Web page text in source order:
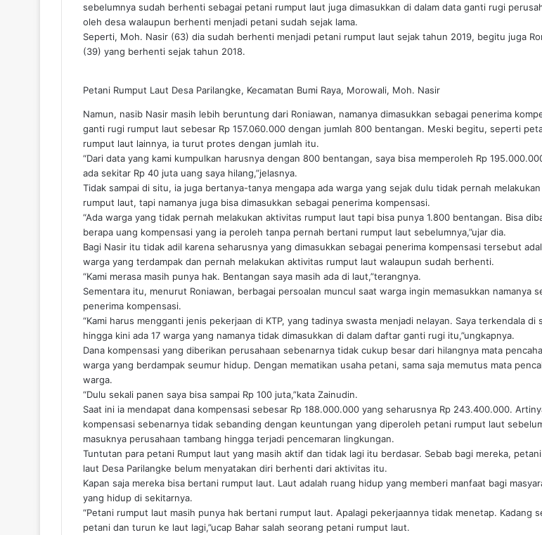
sebelumnya sudah berhenti sebagai petani rumput laut juga dimasukkan di dalam data ganti rugi
oleh desa walaupun berhenti menjadi petani sudah sejak lama.
Seperti, Moh. Nasir (63) dia sudah berhenti menjadi petani rumput laut sejak tahun 2019, begitu juga
(39) yang berhenti sejak tahun 2018.
Petani Rumput Laut Desa Parilangke, Kecamatan Bumi Raya, Morowali, Moh. Nasir
Namun, nasib Nasir masih lebih beruntung dari Roniawan, namanya dimasukkan sebagai penerima
ganti rugi rumput laut sebesar Rp 157.060.000 dengan jumlah 800 bentangan. Meski begitu, seperti
rumput laut lainnya, ia turut protes dengan jumlah itu.
“Dari data yang kami kumpulkan harusnya dengan 800 bentangan, saya bisa memperoleh Rp
ada sekitar Rp 40 juta uang saya hilang,”jelasnya.
Tidak sampai di situ, ia juga bertanya-tanya mengapa ada warga yang sejak dulu tidak pernah
rumput laut, tapi namanya juga bisa dimasukkan sebagai penerima kompensasi.
“Ada warga yang tidak pernah melakukan aktivitas rumput laut tapi bisa punya 1.800 bentangan. Bisa
berapa uang kompensasi yang ia peroleh tanpa pernah bertani rumput laut sebelumnya,”ujar dia.
Bagi Nasir itu tidak adil karena seharusnya yang dimasukkan sebagai penerima kompensasi tersebut
warga yang terdampak dan pernah melakukan aktivitas rumput laut walaupun sudah berhenti.
“Kami merasa masih punya hak. Bentangan saya masih ada di laut,”terangnya.
Sementara itu, menurut Roniawan, berbagai persoalan muncul saat warga ingin memasukkan namanya
penerima kompensasi.
“Kami harus mengganti jenis pekerjaan di KTP, yang tadinya swasta menjadi nelayan. Saya terkendala di
hingga kini ada 17 warga yang namanya tidak dimasukkan di dalam daftar ganti rugi itu,”ungkapnya.
Dana kompensasi yang diberikan perusahaan sebenarnya tidak cukup besar dari hilangnya mata
warga yang berdampak seumur hidup. Dengan mematikan usaha petani, sama saja memutus mata
warga.
“Dulu sekali panen saya bisa sampai Rp 100 juta,”kata Zainudin.
Saat ini ia mendapat dana kompensasi sebesar Rp 188.000.000 yang seharusnya Rp 243.400.000.
kompensasi sebenarnya tidak sebanding dengan keuntungan yang diperoleh petani rumput laut
masuknya perusahaan tambang hingga terjadi pencemaran lingkungan.
Tuntutan para petani Rumput laut yang masih aktif dan tidak lagi itu berdasar. Sebab bagi mereka,
laut Desa Parilangke belum menyatakan diri berhenti dari aktivitas itu.
Kapan saja mereka bisa bertani rumput laut. Laut adalah ruang hidup yang memberi manfaat bagi
yang hidup di sekitarnya.
“Petani rumput laut masih punya hak bertani rumput laut. Apalagi pekerjaannya tidak menetap. Kadang
petani dan turun ke laut lagi,”ucap Bahar salah seorang petani rumput laut.